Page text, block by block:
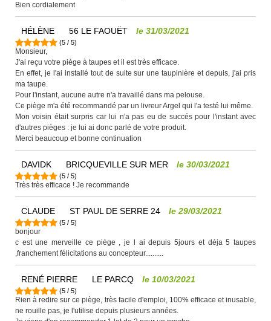
Bien cordialement
HÉLÈNE 56 LE FAOUËT le 31/03/2021
(5 / 5)
Monsieur,
J'ai reçu votre piège à taupes et il est très efficace.
En effet, je l'ai installé tout de suite sur une taupinière et depuis, j'ai pris
ma taupe.
Pour l'instant, aucune autre n'a travaillé dans ma pelouse.
Ce piège m'a été recommandé par un livreur Argel qui l'a testé lui même.
Mon voisin était surpris car lui n'a pas eu de succés pour l'instant avec
d'autres pièges : je lui ai donc parlé de votre produit.
Merci beaucoup et bonne continuation
DAVIDK BRICQUEVILLE SUR MER le 30/03/2021
(5 / 5)
Très très efficace ! Je recommande
CLAUDE ST PAUL DE SERRE 24 le 29/03/2021
(5 / 5)
bonjour
c est une merveille ce piège , je l ai depuis 5jours et déja 5 taupes
,franchement félicitations au concepteur..........
RENÉ PIERRE LE PARCQ le 10/03/2021
(5 / 5)
Rien à redire sur ce piège, très facile d'emploi, 100% efficace et inusable,
ne rouille pas, je l'utilise depuis plusieurs années.